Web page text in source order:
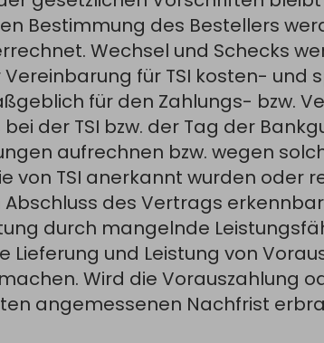
Bestimmung des Bestellers
Wechsel und Schecks
für TSI kosten- und
für den Zahlungs- bzw.
der TSI bzw. der Tag der
aufrechnen bzw. wegen
von TSI anerkannt wurden oder
des Vertrags
durch mangelnde
Lieferung und Leistung von
Wird die Vorauszahlung
angemessenen Nachfrist